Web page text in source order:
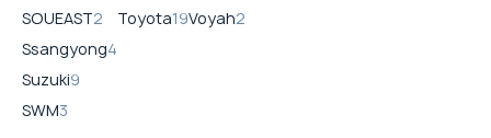
SOUEAST2
Ssangyong4
Suzuki9
SWM3
Toyota19Voyah2